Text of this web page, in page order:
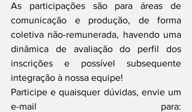
As participações são para áreas de
comunicação e produção, de forma
coletiva não-remunerada, havendo uma
dinâmica de avaliação do perfil dos
inscrições e possível subsequente
integração à nossa equipe!
Participe e quaisquer dúvidas, envie um
e-mail para: